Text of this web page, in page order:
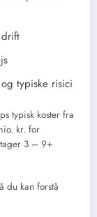
typiske risici
typisk koster fra
kr. for
tager 3 – 9+
du kan forstå